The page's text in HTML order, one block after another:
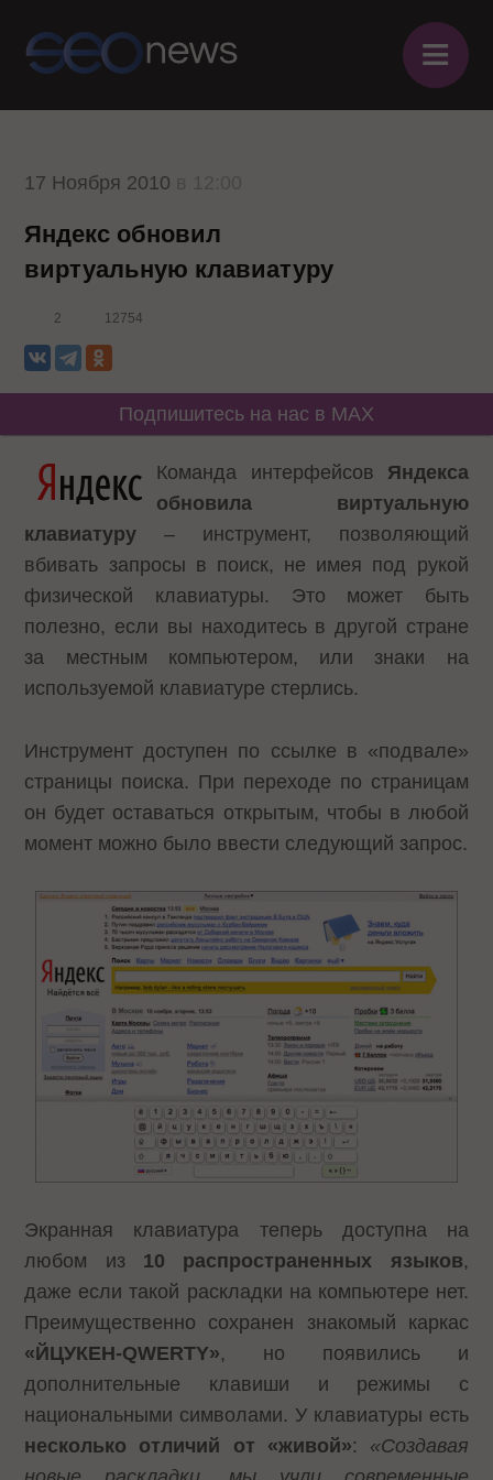
≡
17 Ноября 2010
Яндекс обновил
виртуальную клавиатуру
2 12754
Подпишитесь на нас в MAX
Команда интерфейсов Яндекса
обновила виртуальную
клавиатуру – инструмент, позволяющий
вбивать запросы в поиск, не имея под рукой
физической клавиатуры. Это может быть
полезно, если вы находитесь в другой стране
за местным компьютером, или знаки на
используемой клавиатуре стерлись.
Инструмент доступен по ссылке в «подвале»
страницы поиска. При переходе по страницам
он будет оставаться открытым, чтобы в любой
момент можно было ввести следующий запрос.
Экранная клавиатура теперь доступна на
любом из 10 распространенных языков,
даже если такой раскладки на компьютере нет.
Преимущественно сохранен знакомый каркас
«ЙЦУКЕН-QWERTY», но появились и
дополнительные клавиши и режимы с
национальными символами. У клавиатуры есть
несколько отличий от «живой»: «Создавая